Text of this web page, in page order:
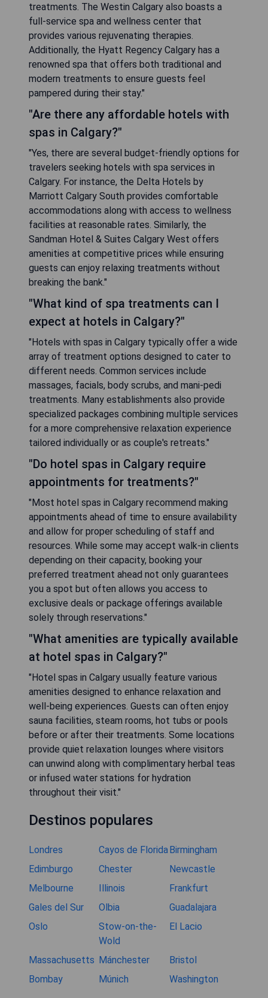
treatments. The Westin Calgary also boasts a
full-service spa and wellness center that
provides various rejuvenating therapies.
Additionally, the Hyatt Regency Calgary has a
renowned spa that offers both traditional and
modern treatments to ensure guests feel
pampered during their stay."
"Are there any affordable hotels with
spas in Calgary?"
"Yes, there are several budget-friendly options for
travelers seeking hotels with spa services in
Calgary. For instance, the Delta Hotels by
Marriott Calgary South provides comfortable
accommodations along with access to wellness
facilities at reasonable rates. Similarly, the
Sandman Hotel & Suites Calgary West offers
amenities at competitive prices while ensuring
guests can enjoy relaxing treatments without
breaking the bank."
"What kind of spa treatments can I
expect at hotels in Calgary?"
"Hotels with spas in Calgary typically offer a wide
array of treatment options designed to cater to
different needs. Common services include
massages, facials, body scrubs, and mani-pedi
treatments. Many establishments also provide
specialized packages combining multiple services
for a more comprehensive relaxation experience
tailored individually or as couple's retreats."
"Do hotel spas in Calgary require
appointments for treatments?"
"Most hotel spas in Calgary recommend making
appointments ahead of time to ensure availability
and allow for proper scheduling of staff and
resources. While some may accept walk-in clients
depending on their capacity, booking your
preferred treatment ahead not only guarantees
you a spot but often allows you access to
exclusive deals or package offerings available
solely through reservations."
"What amenities are typically available
at hotel spas in Calgary?"
"Hotel spas in Calgary usually feature various
amenities designed to enhance relaxation and
well-being experiences. Guests can often enjoy
sauna facilities, steam rooms, hot tubs or pools
before or after their treatments. Some locations
provide quiet relaxation lounges where visitors
can unwind along with complimentary herbal teas
or infused water stations for hydration
throughout their visit."
Destinos populares
Londres Cayos de FloridaBirmingham
Edimburgo
Chester
Newcastle
Melbourne
Illinois
Frankfurt
Gales del Sur
Olbia
Guadalajara
Oslo
Stow-on-the-
Wold
El Lacio
Massachusetts Mánchester
Bristol
Bombay
Múnich Washington